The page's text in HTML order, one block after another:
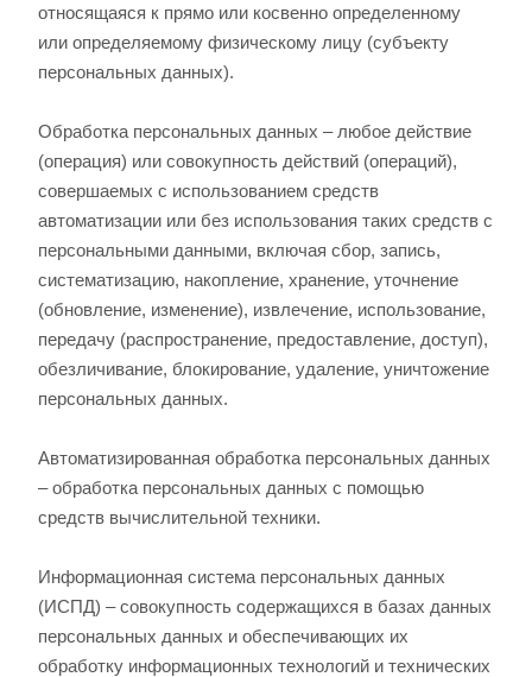
относящаяся к прямо или косвенно определенному
или определяемому физическому лицу (субъекту
персональных данных).
Обработка персональных данных – любое действие
(операция) или совокупность действий (операций),
совершаемых с использованием средств
автоматизации или без использования таких средств с
персональными данными, включая сбор, запись,
систематизацию, накопление, хранение, уточнение
(обновление, изменение), извлечение, использование,
передачу (распространение, предоставление, доступ),
обезличивание, блокирование, удаление, уничтожение
персональных данных.
Автоматизированная обработка персональных данных
– обработка персональных данных с помощью
средств вычислительной техники.
Информационная система персональных данных
(ИСПД) – совокупность содержащихся в базах данных
персональных данных и обеспечивающих их
обработку информационных технологий и технических